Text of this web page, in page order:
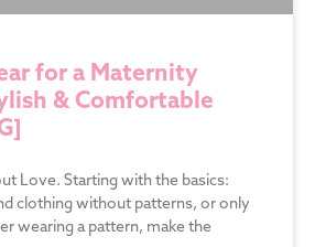
for a Maternity
& Comfortable
Love. Starting with the basics:
clothing without patterns, or only
wearing a pattern, make the